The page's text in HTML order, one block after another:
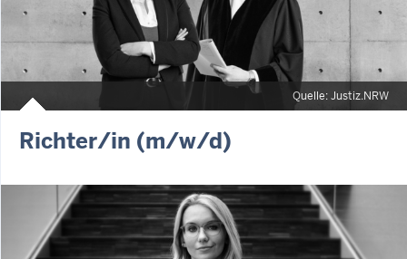
Quelle: Justiz.NRW
Richter/in (m/w/d)